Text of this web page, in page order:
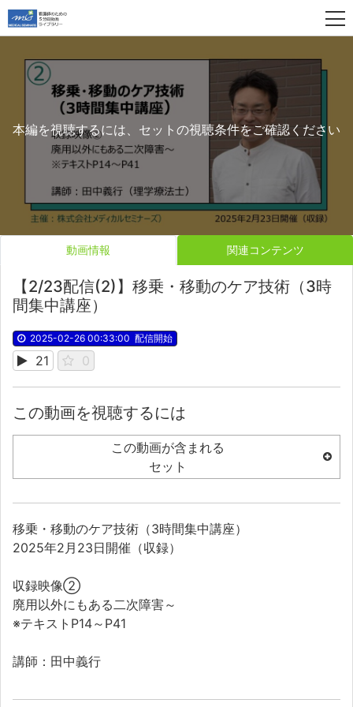
本編を視聴するには、セットの視聴条件をご確認ください
動画情報 関連コンテンツ
【2/23配信(2)】移乗・移動のケア技術（3時
間集中講座）
2025-02-26 00:33:00 配信開始
21 0
この動画を視聴するには
この動画が含まれる
セット
移乗・移動のケア技術（3時間集中講座）
2025年2月23日開催（収録）
収録映像②
廃用以外にもある二次障害～
※テキストP14～P41
講師：田中義行